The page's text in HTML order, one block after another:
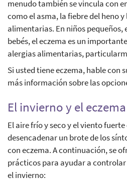
menudo también se vincula con
como el asma, la fiebre del heno
alimentarias. En niños pequeños,
bebés, el eczema es un
alergias alimentarias,
Si usted tiene eczema, hable con
más información sobre las
El invierno y el eczema
El aire frío y seco y el viento
desencadenar un brote de los
con eczema. A continuación, se
prácticos para ayudar a
el invierno: